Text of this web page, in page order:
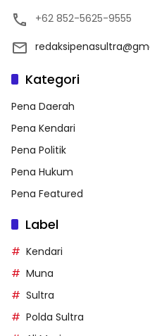
+62 852-5625-9555
Kategori
Pena Daerah
Pena Kendari
Pena Politik
Pena Hukum
Pena Featured
Label
Kendari
Muna
Sultra
Polda Sultra